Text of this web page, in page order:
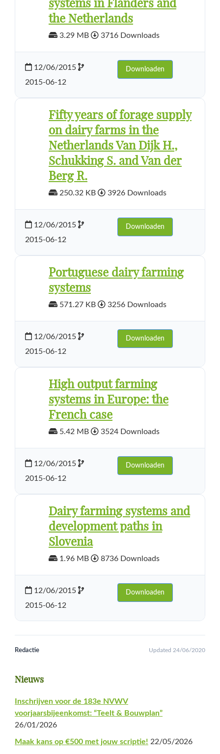
systems in Flanders and
the Netherlands
3.29 MB 3716 Downloads
12/06/2015
2015-06-12
Downloaden
Fifty years of forage supply
on dairy farms in the
Netherlands Van Dijk H.,
Schukking S. and Van der
Berg R.
250.32 KB 3926 Downloads
12/06/2015
2015-06-12
Downloaden
Portuguese dairy farming
systems
571.27 KB 3256 Downloads
12/06/2015
2015-06-12
Downloaden
High output farming
systems in Europe: the
French case
5.42 MB 3524 Downloads
12/06/2015
2015-06-12
Downloaden
Dairy farming systems and
development paths in
Slovenia
1.96 MB 8736 Downloads
12/06/2015
2015-06-12
Downloaden
Redactie Updated 24/06/2020
Primaire
Sidebar
Nieuws
Inschrijven voor de 183e NVWV
voorjaarsbijeenkomst: “Teelt & Bouwplan”
26/01/2026
Maak kans op €500 met jouw scriptie! 22/05/2026